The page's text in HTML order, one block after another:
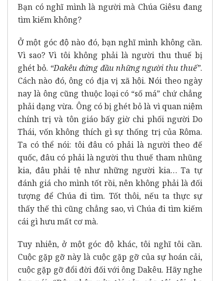
Bạn có nghĩ mình là người mà Chúa Giêsu đang
tìm kiếm không?
Ở một góc độ nào đó, bạn nghĩ mình không cần.
Vì sao? Vì tôi không phải là người thu thuế bị
ghét bỏ. “Dakêu đứng đầu những người thu thuế”.
Cách nào đó, ông có địa vị xã hội. Nói theo ngày
nay là ông cũng thuộc loại có “số má” chứ chẳng
phải dạng vừa. Ông có bị ghét bỏ là vì quan niệm
chính trị và tôn giáo bấy giờ chi phối người Do
Thái, vốn không thích gì sự thống trị của Rôma.
Ta có thể nói: tôi đâu có phải là người theo đế
quốc, đâu có phải là người thu thuế tham nhũng
kia, đâu phải tệ như những người kia… Ta tự
đánh giá cho mình tốt rồi, nên không phải là đối
tượng để Chúa đi tìm. Tốt thôi, nếu ta thực sự
thấy thế thì cũng chẳng sao, vì Chúa đi tìm kiếm
cái gì hưu mất cơ mà.
Tuy nhiên, ở một góc độ khác, tôi nghĩ tôi cần.
Cuộc gặp gỡ này là cuộc gặp gỡ của sự hoán cải,
cuộc gặp gỡ đổi đời đối với ông Dakêu. Hãy nghe